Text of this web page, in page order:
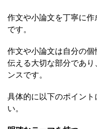
作文や小論文を丁寧に
です。
作文や小論文は自分の
伝える大切な部分であ
ンスです。
具体的に以下のポイン
い。